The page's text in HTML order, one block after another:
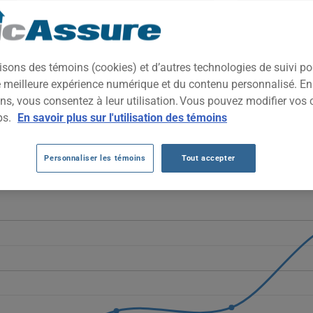
de gamme alliant confort routier, technologies embarquées et
polyvalent au positionnement premium, adapté aussi bien
X3 2014 AU FIL DES 5 DERNIÈRES
de façon marquée, passant de 951 $ en 2021 à 826 $ en
davantage des ajustements ponctuels du marché que une
BMW X3 2014, il est plus important que jamais de
des témoins (cookies) et d’autres technologies de suivi
expérience numérique et du contenu personnalisé.
vous consentez à leur utilisation. Vous pouvez modifier vos
En savoir plus sur l'utilisation des témoins
Personnaliser les témoins Tout accepter